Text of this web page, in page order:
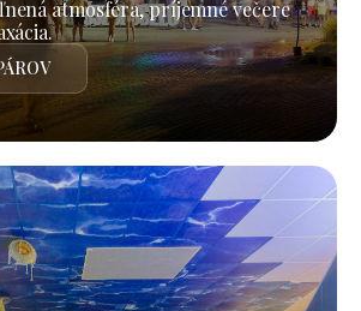
atmosféra, príjemné večere